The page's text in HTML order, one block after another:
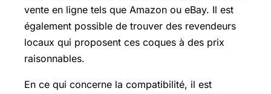
vente en ligne tels que Amazon ou eBay. Il est
également possible de trouver des revendeurs
locaux qui proposent ces coques à des prix
raisonnables.
En ce qui concerne la compatibilité, il est